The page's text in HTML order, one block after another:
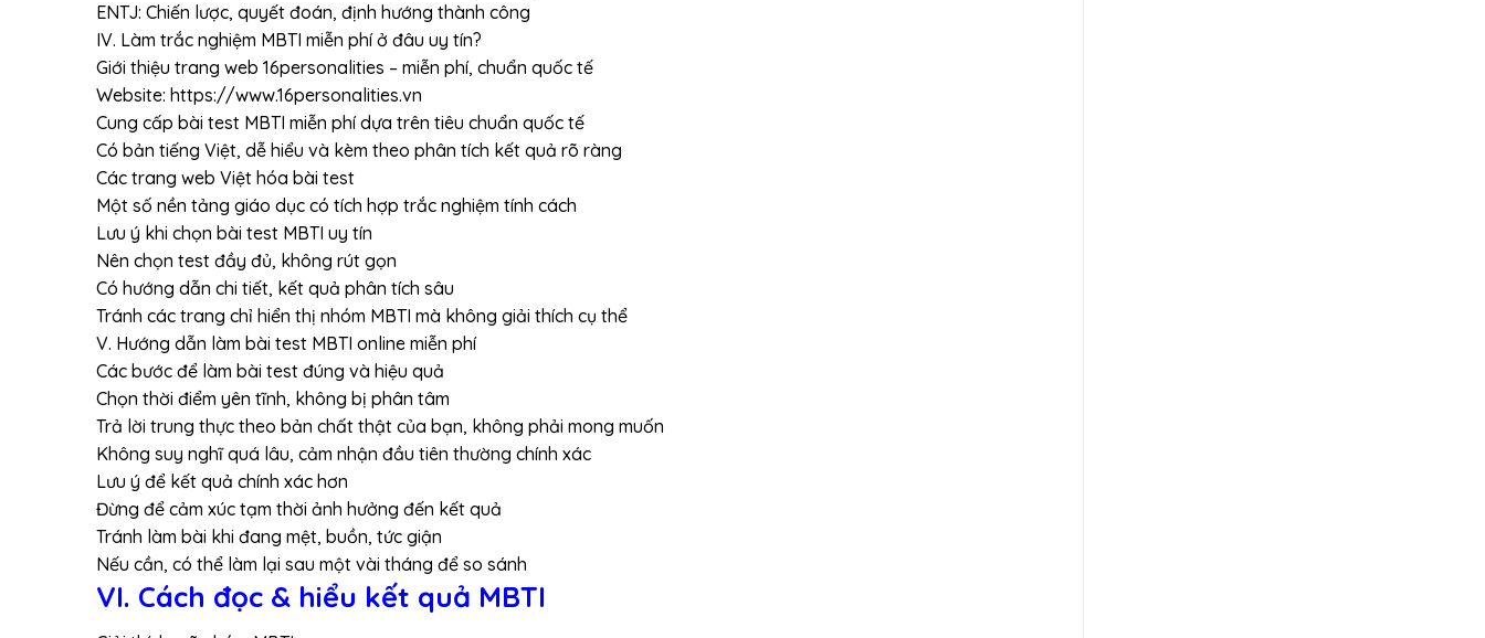
ENTJ: Chiến lược, quyết đoán, định hướng thành công
IV. Làm trắc nghiệm MBTI miễn phí ở đâu uy tín?
Giới thiệu trang web 16personalities – miễn phí, chuẩn quốc tế
Website: https://www.16personalities.vn
Cung cấp bài test MBTI miễn phí dựa trên tiêu chuẩn quốc tế
Có bản tiếng Việt, dễ hiểu và kèm theo phân tích kết quả rõ ràng
Các trang web Việt hóa bài test
Một số nền tảng giáo dục có tích hợp trắc nghiệm tính cách
Lưu ý khi chọn bài test MBTI uy tín
Nên chọn test đầy đủ, không rút gọn
Có hướng dẫn chi tiết, kết quả phân tích sâu
Tránh các trang chỉ hiển thị nhóm MBTI mà không giải thích cụ thể
V. Hướng dẫn làm bài test MBTI online miễn phí
Các bước để làm bài test đúng và hiệu quả
Chọn thời điểm yên tĩnh, không bị phân tâm
Trả lời trung thực theo bản chất thật của bạn, không phải mong muốn
Không suy nghĩ quá lâu, cảm nhận đầu tiên thường chính xác
Lưu ý để kết quả chính xác hơn
Đừng để cảm xúc tạm thời ảnh hưởng đến kết quả
Tránh làm bài khi đang mệt, buồn, tức giận
Nếu cần, có thể làm lại sau một vài tháng để so sánh
VI. Cách đọc & hiểu kết quả MBTI